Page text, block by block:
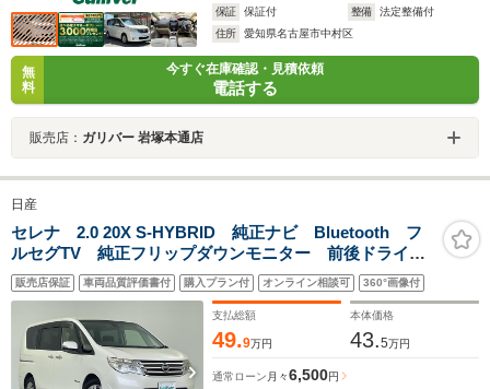
保証
保証付 整備
法定整備付
住所
愛知県名古屋市中村区
無
料
今すぐ在庫確認・見積依頼
電話する
販売店： ガリバー 岩塚本通店
日産
セレナ 2.0 20X S-HYBRID 純正ナビ Bluetooth フ
ルセグTV 純正フリップダウンモニター 前後ドライブ
レコーダー ETC 片側パワースライドドア アイドリ
ングストップ レーンキープアシスト 横滑り防止装
置 オートライト
販売店保証 車両品質評価書付 購入プラン付 オンライン相談可 360°画像付
支払総額
49.9万円
本体価格
43.5万円
通常ローン 月々6,500円